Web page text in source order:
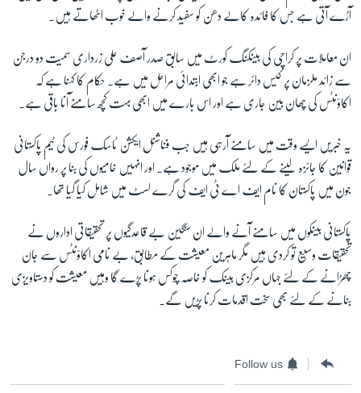
آڑے آتی ہے جس کا فائدہ کالے دھن کو سفید کرنے والے خوب اٹھاتے ہیں۔
ان معاملات پر کراچی کی بینکنگ کورٹ میں سابق صدر آصف علی زرداری سمیت دو درجن
سے زائد ملزمان پر کیس دائر ہے جو ابھی ابتدائی مراحل میں ہے۔ حکام کا کہنا ہے کہ
اکاؤنٹس کی چھان بین جاری ہے اور اس بارے میں ابھی بہت کچھ سامنے آنا باقی ہے۔
یہ خبریں ایسے وقت میں سامنے آرہی ہیں جب فناشنل ایکشن ٹاسک فورس کی ٹیم پاکستانی
قوانین کا جائزہ لینے کے لئے ملک میں موجود ہے۔ اور انہیں خامیوں کی بنا پر رواں سال
جون میں پاکستان کا نام ایف اے ٹی ایف کی گرے لسٹ میں شامل کیا گیا تھا۔
پاکستانی بینکوں میں سامنے آنے والے ان سنگین بے قاعدگیوں پر تحقیقاتی اداروں نے
تحقیقات وسیع تو کردی ہیں مگر ماہرین معیشت کے مطابق، بے نامی اکاؤنٹس سے جان
چھڑانے کے لئے جہاں مرکزی بینک کو خاصہ چوکس ہونا پڑے گا وہیں معیشت کو دستاویزی
بنانے کے لئے بھی سخت اقدمات کرنا پڑیں گے۔
Follow us